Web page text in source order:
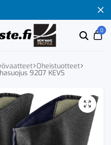
Etsi
0
Oheistuotteet
9207 KEVS